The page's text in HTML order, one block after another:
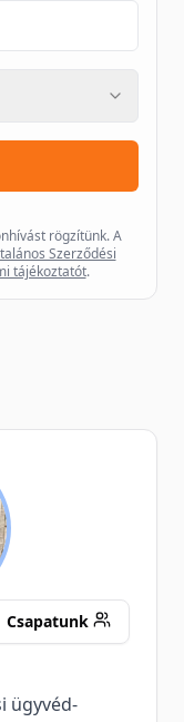
rögzítünk. A
Szerződési
tájékoztatót.
SG
Csapatunk
ügyvéd-